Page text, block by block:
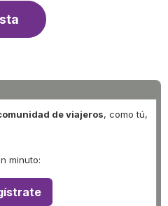
de viajeros, como tú,
minuto: